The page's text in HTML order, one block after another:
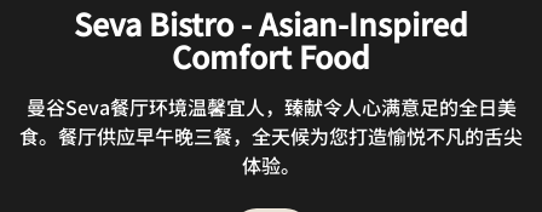
Seva Bistro - Asian-Inspired
Comfort Food
曼谷Seva餐厅环境温馨宜人，臻献令人心满意足的全日美
食。餐厅供应早午晚三餐，全天候为您打造愉悦不凡的舌尖
体验。
Treehouse
欢迎到我们的池畔鸡尾酒吧惬意饱览优美花园景观。欢迎到
Treehouse餐厅畅享美味饮品、午餐和晚餐。
探索